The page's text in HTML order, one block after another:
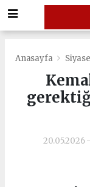
Anasayfa
20.05.2026